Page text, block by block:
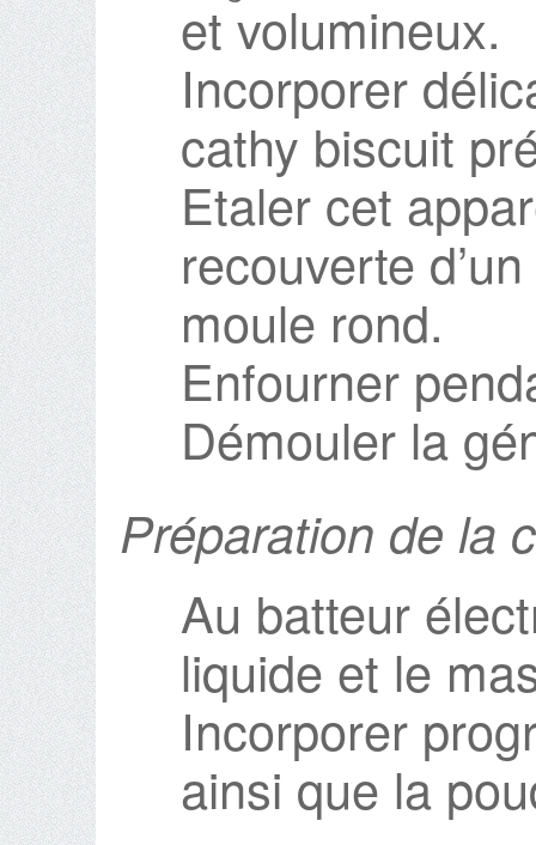
et volumineux.
Incorporer
cathy biscuit
Etaler cet
recouverte
moule rond.
Enfourner
Démouler la
Préparation de la
Au batteur
liquide et le
Incorporer
ainsi que la